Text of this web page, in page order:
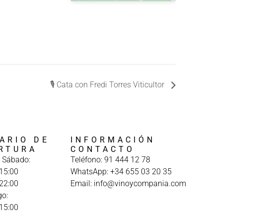
🎙️ Cata con Fredi Torres Viticultor
DE
Sábado:
INFORMACIÓN
CONTACTO
Teléfono: 91 444 12 78
WhatsApp: +34 655 03 20 35
Email: info@vinoycompania.com